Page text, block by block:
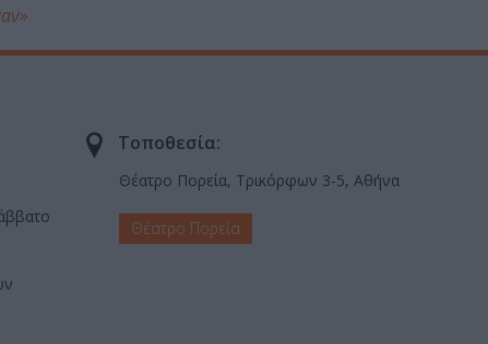
Τοποθεσία:
Θέατρο Πορεία, Τρικόρφων 3-5, Αθήνα
Θέατρο Πορεία